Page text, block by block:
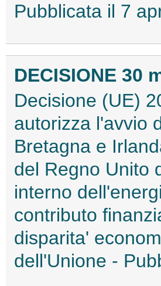
Pubblicata il 7
DECISIONE 30
Decisione (UE)
autorizza l'avvio
Bretagna e
del Regno Unito
interno
contributo
disparita'
dell'Unione -